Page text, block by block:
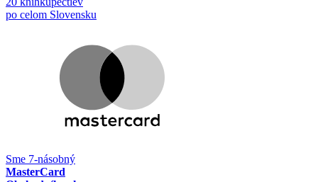
po celom Slovensku
Sme 7-násobný
MasterCard